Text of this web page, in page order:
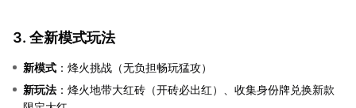
3. 全新模式玩法
新模式 ：烽火挑战（无负担畅玩猛攻）
新玩法 ：烽火地带大红砖（开砖必出红）、收集身份牌兑换新款